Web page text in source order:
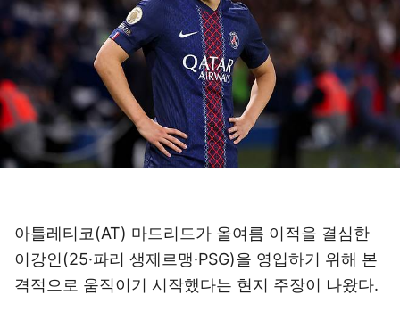
아틀레티코(AT) 마드리드가 올여름 이적을 결심한
이강인(25·파리 생제르맹·PSG)을 영입하기 위해 본
격적으로 움직이기 시작했다는 현지 주장이 나왔다.